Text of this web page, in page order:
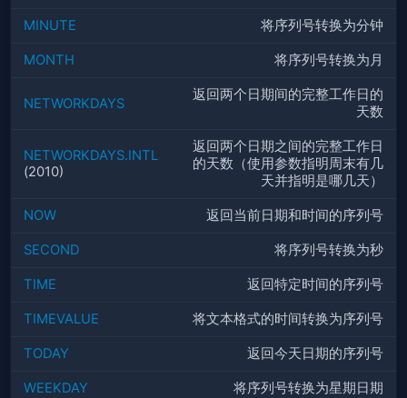
MINUTE 将序列号转换为分钟
MONTH 将序列号转换为月
NETWORKDAYS
返回两个日期间的完整工作日的
天数
NETWORKDAYS.INTL
(2010)
返回两个日期之间的完整工作日
的天数（使用参数指明周末有几
天并指明是哪几天）
NOW 返回当前日期和时间的序列号
SECOND 将序列号转换为秒
TIME 返回特定时间的序列号
TIMEVALUE 将文本格式的时间转换为序列号
TODAY 返回今天日期的序列号
WEEKDAY 将序列号转换为星期日期